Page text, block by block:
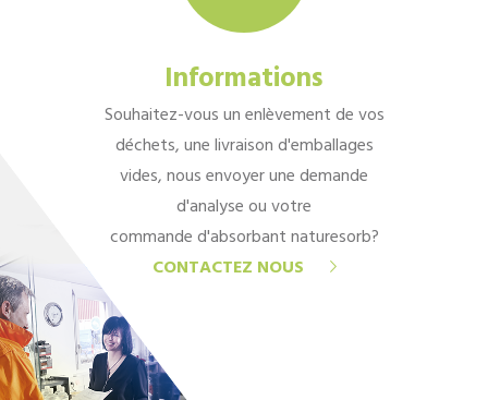
Informations
Souhaitez-vous un enlèvement de vos
déchets, une livraison d'emballages
vides, nous envoyer une demande
d'analyse ou votre
commande d'absorbant naturesorb?
CONTACTEZ NOUS